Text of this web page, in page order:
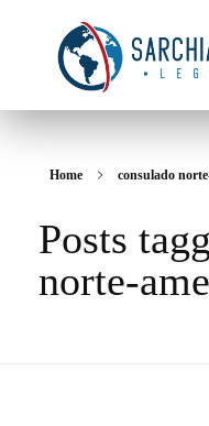
ABOUT
Home consulado
Posts
norte-